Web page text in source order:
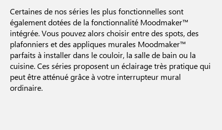
Certaines de nos séries les plus fonctionnelles sont
également dotées de la fonctionnalité Moodmaker™
intégrée. Vous pouvez alors choisir entre des spots, des
plafonniers et des appliques murales Moodmaker™
parfaits à installer dans le couloir, la salle de bain ou la
cuisine. Ces séries proposent un éclairage très pratique qui
peut être atténué grâce à votre interrupteur mural
ordinaire.